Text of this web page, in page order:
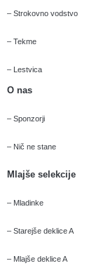
– Strokovno vodstvo
– Tekme
– Lestvica
O nas
– Sponzorji
– Nič ne stane
Mlajše selekcije
– Mladinke
– Starejše deklice A
– Mlajše deklice A